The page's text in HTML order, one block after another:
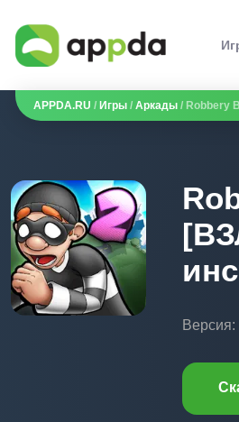
APPDA.RU / Игры / Аркады / Robbery
Версия: